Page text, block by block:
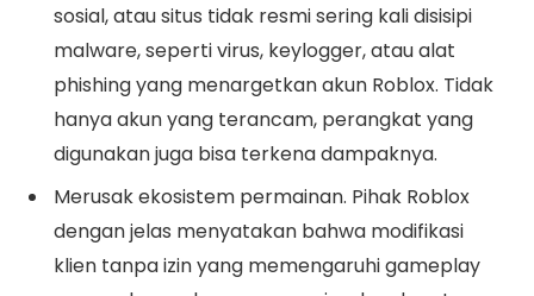
sosial, atau situs tidak resmi sering kali disisipi
malware, seperti virus, keylogger, atau alat
phishing yang menargetkan akun Roblox. Tidak
hanya akun yang terancam, perangkat yang
digunakan juga bisa terkena dampaknya.
Merusak ekosistem permainan. Pihak Roblox
dengan jelas menyatakan bahwa modifikasi
klien tanpa izin yang memengaruhi gameplay